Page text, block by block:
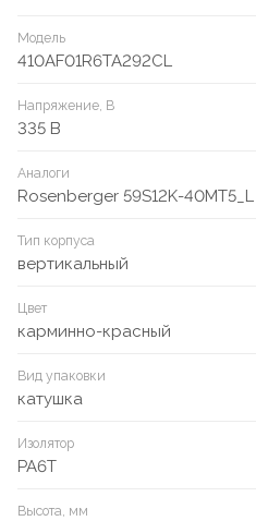
Модель
410AF01R6TA292CL
Напряжение, В
335 В
Аналоги
Rosenberger 59S12K-40MT5_L
Тип корпуса
вертикальный
Цвет
карминно-красный
Вид упаковки
катушка
Изолятор
PA6T
Высота, мм